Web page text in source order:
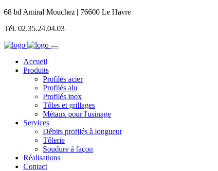
68 bd Amiral Mouchez | 76600 Le Havre
Tél. 02.35.24.04.03
Accueil
Produits
Profilés acier
Profilés alu
Profilés inox
Tôles et grillages
Métaux pour l'usinage
Services
Débits profilés à longueur
Tôlerie
Soudure à façon
Réalisations
Contact